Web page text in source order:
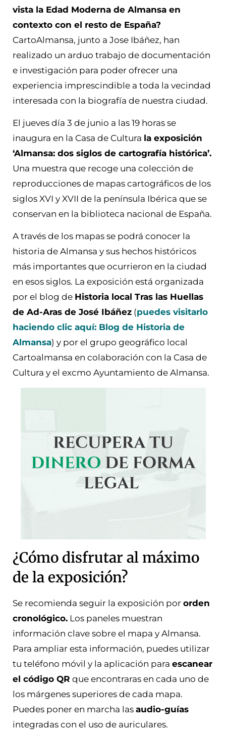
vista la Edad Moderna de Almansa en
contexto con el resto de España?
CartoAlmansa, junto a Jose Ibáñez, han
realizado un arduo trabajo de documentación
e investigación para poder ofrecer una
experiencia imprescindible a toda la vecindad
interesada con la biografía de nuestra ciudad.
El jueves día 3 de junio a las 19 horas se
inaugura en la Casa de Cultura la exposición
‘Almansa: dos siglos de cartografía histórica’.
Una muestra que recoge una colección de
reproducciones de mapas cartográficos de los
siglos XVI y XVII de la península Ibérica que se
conservan en la biblioteca nacional de España.
A través de los mapas se podrá conocer la
historia de Almansa y sus hechos históricos
más importantes que ocurrieron en la ciudad
en esos siglos. La exposición está organizada
por el blog de Historia local Tras las Huellas
de Ad-Aras de José Ibáñez (puedes visitarlo
haciendo clic aquí: Blog de Historia de
Almansa) y por el grupo geográfico local
Cartoalmansa en colaboración con la Casa de
Cultura y el excmo Ayuntamiento de Almansa.
¿Cómo disfrutar al máximo
de la exposición?
Se recomienda seguir la exposición por orden
cronológico. Los paneles muestran
información clave sobre el mapa y Almansa.
Para ampliar esta información, puedes utilizar
tu teléfono móvil y la aplicación para escanear
el código QR que encontraras en cada uno de
los márgenes superiores de cada mapa.
Puedes poner en marcha las audio-guías
integradas con el uso de auriculares.